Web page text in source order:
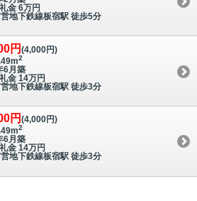
金 6万円
地下鉄線板宿駅 徒歩5分
円 (4,000円)
2
6月築
金 14万円
地下鉄線板宿駅 徒歩3分
円 (4,000円)
2
6月築
金 14万円
地下鉄線板宿駅 徒歩3分